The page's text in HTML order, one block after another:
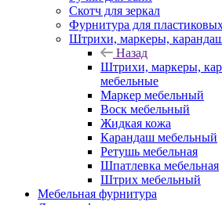
Скотч для зеркал
Фурнитура для
Штрихи, маркеры,
Назад
Штрихи, маркеры,
мебельные
Маркер мебельный
Воск мебельный
Жидкая кожа
Карандаш мебельный
Ретушь мебельная
Шпатлевка мебельная
Штрих мебельный
Мебельная фурнитура